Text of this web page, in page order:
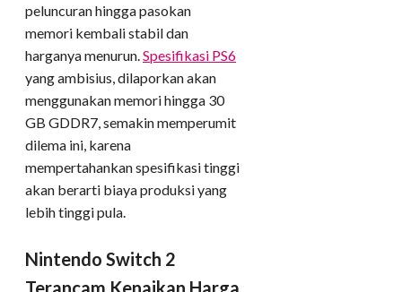
peluncuran hingga pasokan
memori kembali stabil dan
harganya menurun.Spesifikasi PS6
yang ambisius, dilaporkan akan
menggunakan memori hingga 30
GB GDDR7, semakin memperumit
dilema ini, karena
mempertahankan spesifikasi tinggi
akan berarti biaya produksi yang
lebih tinggi pula.
Nintendo Switch 2
Terancam Kenaikan Harga